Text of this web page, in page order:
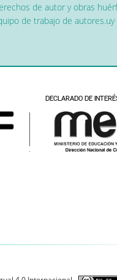
de autor y obras
de trabajo de autores.uy